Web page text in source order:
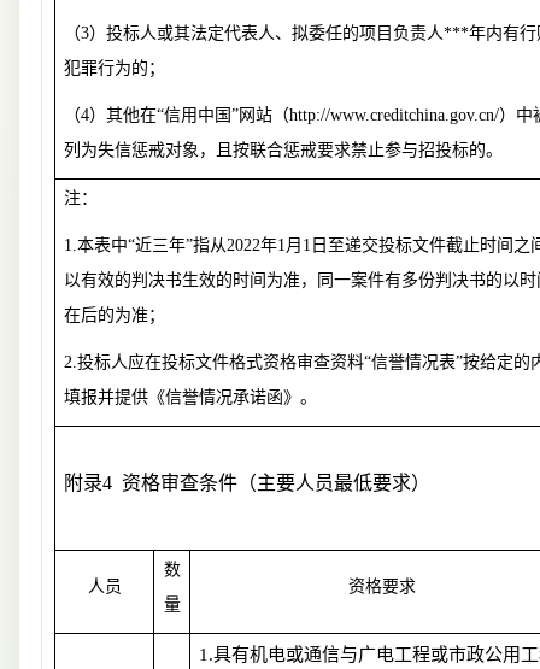
（3）投标人或其法定代表人、拟委任的项目负责人***年内有行
犯罪行为的；
（4）其他在“信用中国”网站 （http://www.creditchina.gov.cn/）中
列为失信惩戒对象，且按联合惩戒要求禁止参与招投标的。
注：
1.本表中“近三年”指从2022年1月 1 日至递交投标文件截止时间之
以有效的判决书生效的时间为准，同一案件有多份判决书的以时
在后的为准；
2.投标人应在投标文件格式资格审查资料“信誉情况表”按给定的
填报并提供《信誉情况承诺函》。
附录4 资格审查条件（主要人员最低要求）
人员
数
量
资格要求
1.具有机电或通信与广电工程或市政公用